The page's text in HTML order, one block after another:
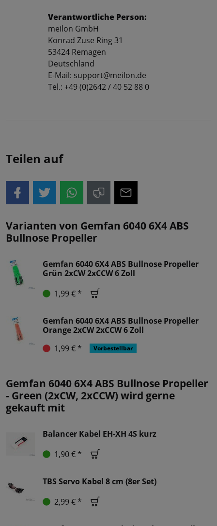
Verantwortliche Person:
meilon GmbH
Konrad Zuse Ring 31
53424 Remagen
Deutschland
E-Mail: support@meilon.de
Tel.: +49 (0)2642 / 40 52 88 0
Teilen auf
Varianten von Gemfan 6040 6X4 ABS
Bullnose Propeller
Gemfan 6040 6X4 ABS Bullnose Propeller
Grün 2xCW 2xCCW 6 Zoll
1,99 € *
Gemfan 6040 6X4 ABS Bullnose Propeller
Orange 2xCW 2xCCW 6 Zoll
1,99 € *
Vorbestellbar
Gemfan 6040 6X4 ABS Bullnose Propeller
- Green (2xCW, 2xCCW) wird gerne
gekauft mit
Balancer Kabel EH-XH 4S kurz
1,90 € *
TBS Servo Kabel 8 cm (8er Set)
2,99 € *